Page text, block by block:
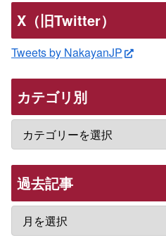
X（旧Twitter）
Tweets by NakayanJP
カテゴリ別
過去記事